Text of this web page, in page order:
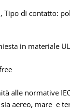
Tipo di contatto:
in materiale
alle normative
aereo, mare e